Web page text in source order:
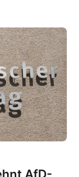
AfD-